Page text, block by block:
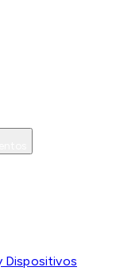
Dispositivos